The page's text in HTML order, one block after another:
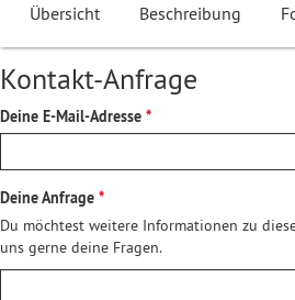
Übersicht Beschreibung
Kontakt-Anfrage
Deine E-Mail-Adresse
Deine Anfrage
Du möchtest weitere Informationen zu
uns gerne deine Fragen.